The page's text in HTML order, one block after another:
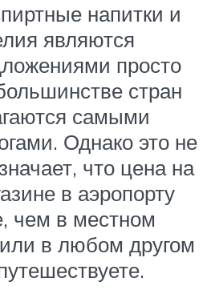
напитки и
являются
просто
стран
самыми
Однако это не
что цена на
в аэропорту
чем в местном
в любом другом